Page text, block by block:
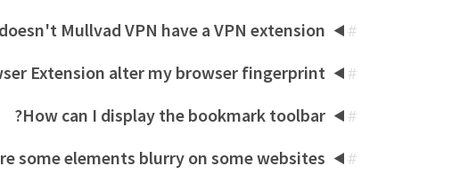
#
Mullvad VPN have a VPN extension?
#
Extension alter my browser fingerprint?
#
How can I display the bookmark toolbar?
#
some elements blurry on some websites?